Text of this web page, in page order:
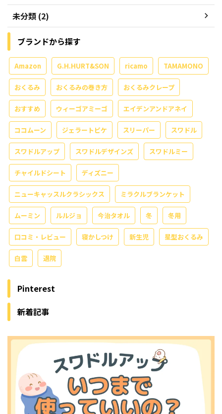
未分類 (2)
ブランドから探す
Amazon G.H.HURT&SON ricamo TAMAMONO
おくるみ おくるみの巻き方 おくるみクレープ
おすすめ ウィーゴアミーゴ エイデンアンドアネイ
ココムーン ジェラートピケ スリーパー スワドル
スワドルアップ スワドルデザインズ スワドルミー
チャイルドシート ディズニー
ニューキャッスルクラシックス ミラクルブランケット
ムーミン ルルジョ 今治タオル 冬 冬用
口コミ・レビュー 寝かしつけ 新生児 星型おくるみ
白雲 退院
Pinterest
新着記事